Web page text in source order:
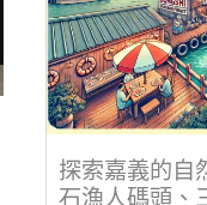
探索嘉義的自
石漁人碼頭、